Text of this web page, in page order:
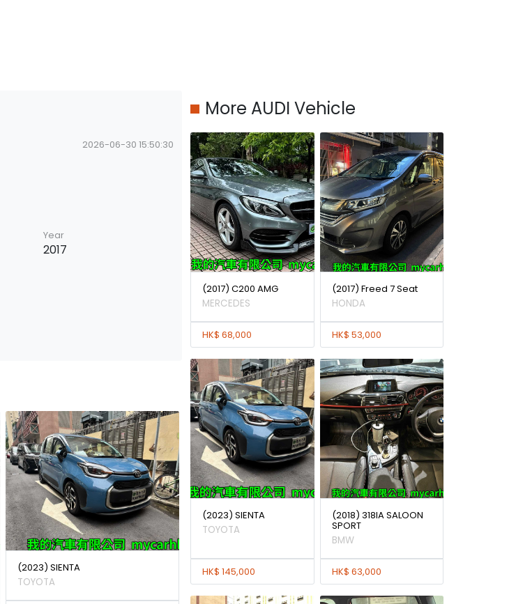
2026-06-30 15:50:30
Year
2017
(2023) SIENTA
TOYOTA
More AUDI Vehicle
(2017) C200 AMG
MERCEDES
HK$ 68,000
(2017) Freed 7 Seat
HONDA
HK$ 53,000
(2023) SIENTA
TOYOTA
HK$ 145,000
(2018) 318IA SALOON
SPORT
BMW
HK$ 63,000